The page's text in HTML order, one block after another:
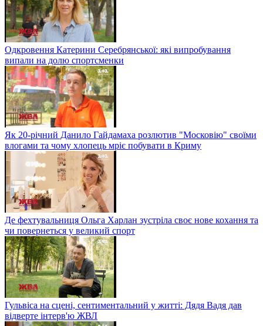
Одкровення Катерини Серебрянської: які випробування
випали на долю спортсменки
Як 20-річний Данило Гайдамаха розлютив "Московію" своїми
влогами та чому хлопець мріє побувати в Криму
Де фехтувальниця Ольга Харлан зустріла своє нове кохання та
чи повернеться у великий спорт
Гульвіса на сцені, сентиментальний у житті: Дядя Вадя дав
відверте інтерв'ю ЖВЛ